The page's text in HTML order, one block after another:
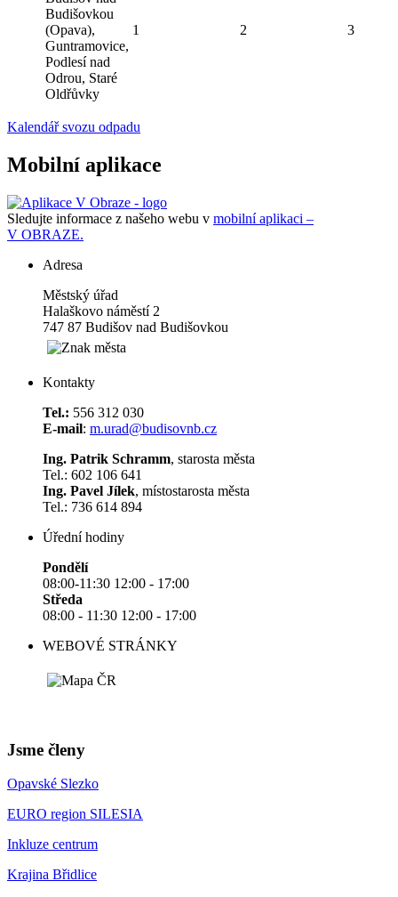
Budišovkou
(Opava),
Guntramovice,
Podlesí nad
Odrou, Staré
Oldřůvky
1 2 3
Kalendář svozu odpadu
Mobilní aplikace
Sledujte informace z našeho webu v mobilní aplikaci –
V OBRAZE.
Adresa
Městský úřad
Halaškovo náměstí 2
747 87 Budišov nad Budišovkou
Kontakty
Tel.: 556 312 030
E-mail: m.urad@budisovnb.cz
Ing. Patrik Schramm, starosta města
Tel.: 602 106 641
Ing. Pavel Jílek, místostarosta města
Tel.: 736 614 894
Úřední hodiny
Pondělí
08:00-11:30 12:00 - 17:00
Středa
08:00 - 11:30 12:00 - 17:00
WEBOVÉ STRÁNKY
Jsme členy
Opavské Slezko
EURO region SILESIA
Inkluze centrum
Krajina Břidlice